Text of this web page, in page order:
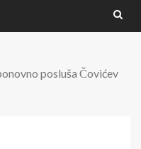
posluša Čovićev